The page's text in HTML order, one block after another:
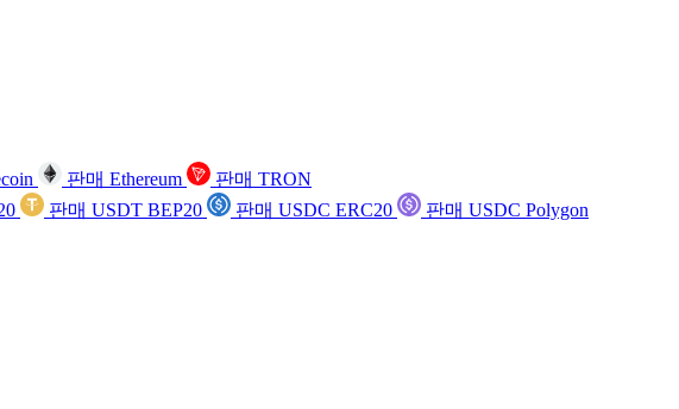
판매 Ethereum
판매 TRON
판매 USDT BEP20 판매 USDC ERC20
판매 USDC Polygon